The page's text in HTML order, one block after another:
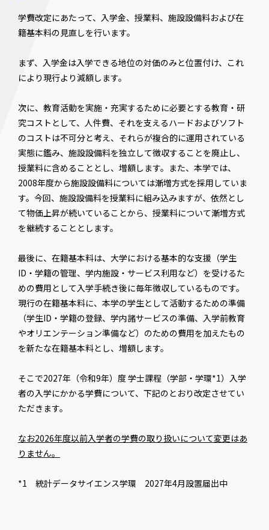
学費改定にあたって、入学金、授業料、施設設備料および在
籍基本料の見直しを行います。
まず、入学金は入学できる地位の対価のみと位置付け、これ
により現行より減額します。
次に、教育活動を実施・充実するために必要とする教育・研
究コストとして、人件費、それを支えるハードおよびソフト
のコストは不可分と考え、それらが複合的に運用されている
実態に鑑み、施設設備料を独立して徴収することを廃止し、
授業料に含めることとし、増額します。また、本学では、
2008年度から施設設備料については漸増方式を採用していま
す。今回、施設設備料を授業料に組み込みますが、依然とし
て物価上昇が続いていることから、授業料について漸増方式
を継続することとします。
最後に、在籍基本料は、大学における基本的な支援（学生
ID・学籍の管理、学内施設・サービス利用など）を受けるた
めの費用として入学手続き後に毎年徴収しているものです。
現行の在籍基本料に、本学の学生として活動するための準備
（学生ID・学籍の登録、学内諸サービスの準備、入学前教育
やオリエンテーション準備など）のための費用を加えたもの
を新たな在籍基本料とし、増額します。
そこで2027年（令和9年）度 学士課程（学部・学環*1）入学
者の入学にかかる学費について、下記のとおり改定させてい
ただきます。
なお2026年度以前入学者の学費の取り扱いについて変更はあ
りません。
*1 統計データサイエンス学環 2027年4月設置届出中